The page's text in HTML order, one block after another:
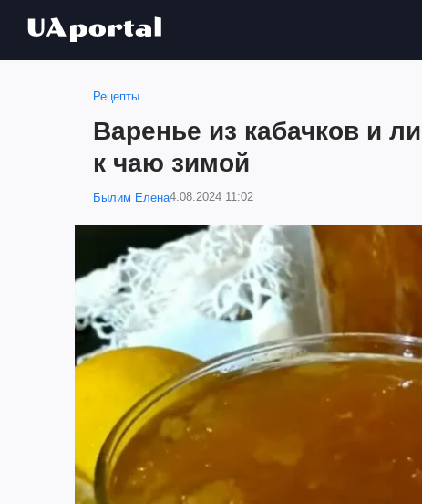
Рецепты
Варенье из кабачков и
к чаю зимой
Былим Елена4.08.2024 11:02